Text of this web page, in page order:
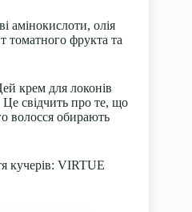
амінокислоти, олія
томатного фрукта та
крем для локонів
свідчить про те, що
волосся обирають
кучерів: VIRTUE